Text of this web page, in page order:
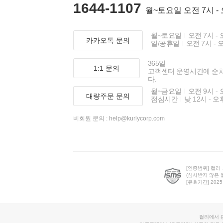
1644-1107 월~토요일 오전 7시 -
카카오톡 문의
월~토요일
오전 7시 -
일/공휴일
오전 7시 -
1:1 문의
365일
고객센터 운영시간에 순
다.
대량주문 문의
월~금요일
오전 9시 -
점심시간
낮 12시 - 오
비회원 문의 : help@kurlycorp.com
[인증범위] 컬리
(심사받지 않은
[유효기간]
컬리에서